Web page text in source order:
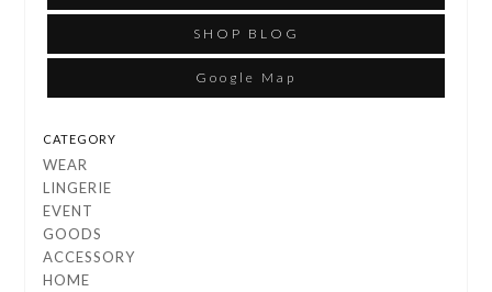
SHOP BLOG
Google Map
CATEGORY
WEAR
LINGERIE
EVENT
GOODS
ACCESSORY
HOME